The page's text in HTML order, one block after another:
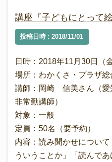
講座『子どもにとって絵
投稿日時 : 2018/11/01
日時：2018年11月30日（
場所：わかくさ・プラザ総
講師：岡崎 信美さん（愛
非常勤講師）
対象：一般
定員：50名（要予約）
内容：読み聞かせについ
ういうことか」「読んであ